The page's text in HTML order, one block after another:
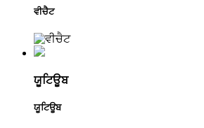
ਵੀਚੈਟ
ਯੂਟਿਊਬ
ਯੂਟਿਊਬ